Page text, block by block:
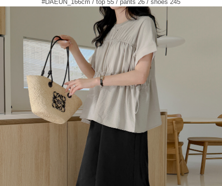
#DAEUN_166cm / top 55 / pants 26 / shoes 245